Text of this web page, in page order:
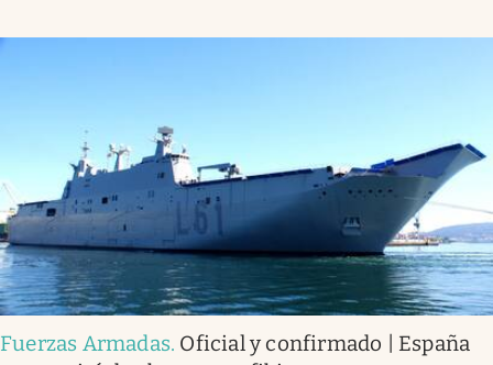
Fuerzas Armadas. Oficial y confirmado | España